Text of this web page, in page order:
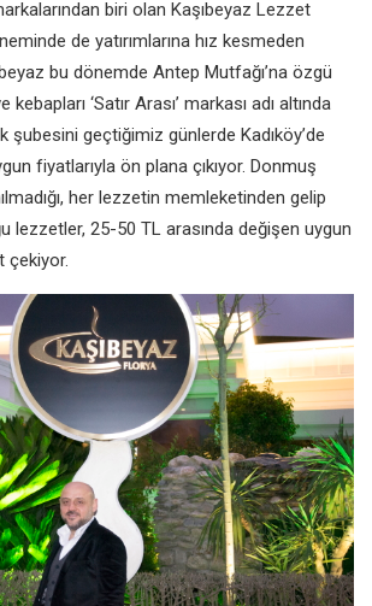
biri olan Kaşıbeyaz Lezzet
de yatırımlarına hız kesmeden
bu dönemde Antep Mutfağı’na özgü
‘Satır Arası’ markası adı altında
şubesini geçtiğimiz günlerde Kadıköy’de
fiyatlarıyla ön plana çıkıyor. Donmuş
her lezzetin memleketinden gelip
lezzetler, 25-50 TL arasında değişen uygun
çekiyor.